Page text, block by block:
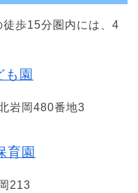
歩15分圏内には、4
も園
岩岡480番地3
育園
213